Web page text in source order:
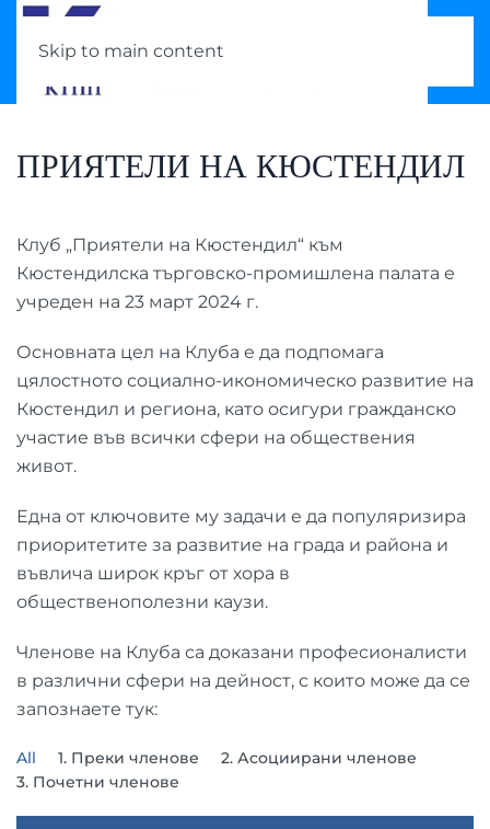
Skip to main content
ПРИЯТЕЛИ НА КЮСТЕНДИЛ
Клуб „Приятели на Кюстендил“ към
Кюстендилска търговско-промишлена палата е
учреден на 23 март 2024 г.
Основната цел на Клуба е да подпомага
цялостното социално-икономическо развитие на
Кюстендил и региона, като осигури гражданско
участие във всички сфери на обществения
живот.
Една от ключовите му задачи е да популяризира
приоритетите за развитие на града и района и
въвлича широк кръг от хора в
общественополезни каузи.
Членове на Клуба са доказани професионалисти
в различни сфери на дейност, с които може да се
запознаете тук:
All 1. Преки членове
2. Асоциирани членове
3. Почетни членове